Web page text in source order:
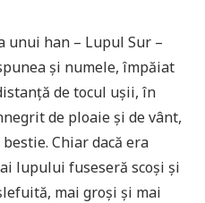
han – Lupul Sur –
și numele, împăiat
de tocul ușii, în
de ploaie și de vânt,
Chiar dacă era
lupului fuseseră scoși și
mai groși și mai